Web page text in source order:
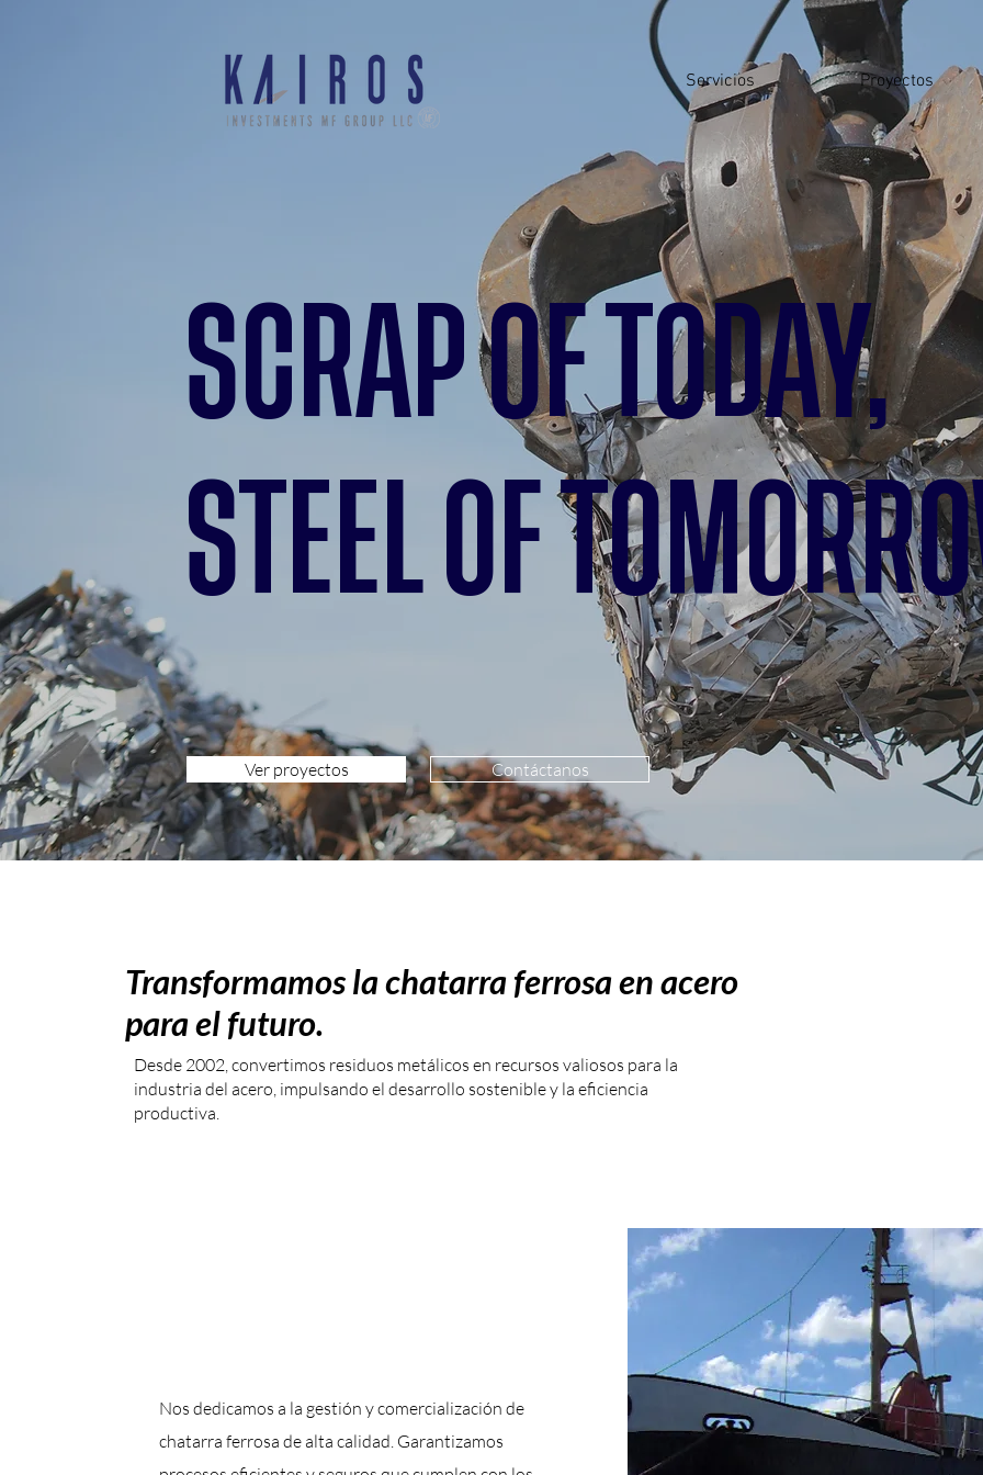
Servicios Proyectos
SCRAP OF TODAY,
STEEL OF
Ver proyectos Contáctanos
Transformamos la chatarra ferrosa en acero
para el futuro.
Desde 2002, convertimos residuos metálicos en recursos valiosos para la
industria del acero, impulsando el desarrollo sostenible y la eficiencia
productiva.
Nos dedicamos a la gestión y comercialización de
chatarra ferrosa de alta calidad. Garantizamos